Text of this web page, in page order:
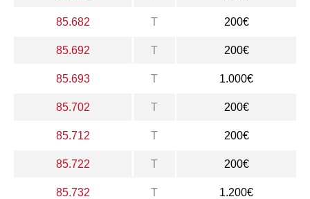
85.682 T 200€
85.692 T 200€
85.693 T 1.000€
85.702 T 200€
85.712 T 200€
85.722 T 200€
85.732 T 1.200€